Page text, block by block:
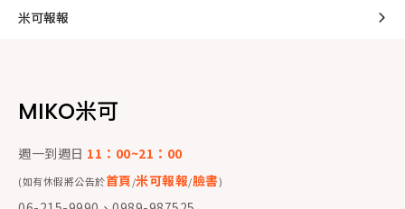
米可報報
MIKO米可
週一到週日 11：00~21：00
(如有休假將公告於首頁/米可報報/臉書)